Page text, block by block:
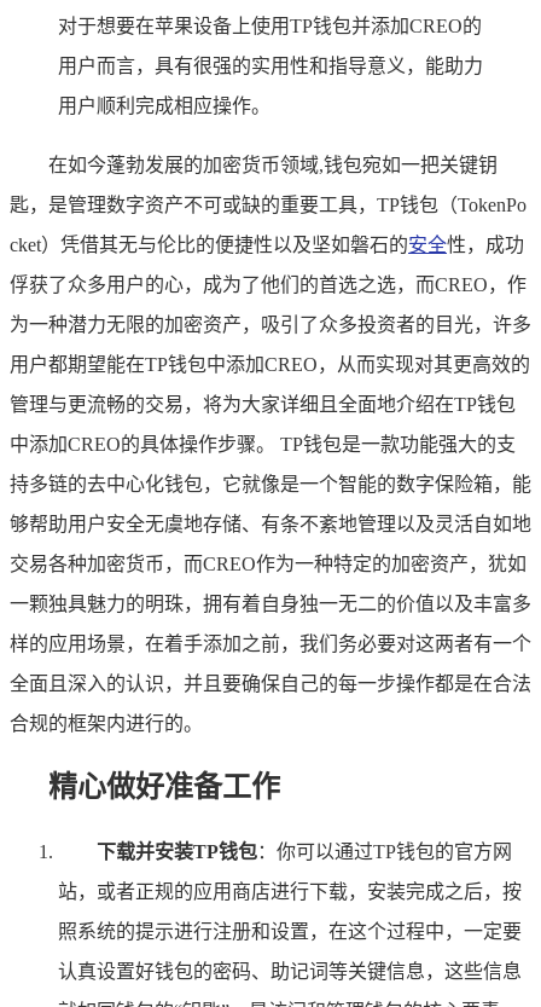
对于想要在苹果设备上使用TP钱包并添加CREO的
用户而言，具有很强的实用性和指导意义，能助力
用户顺利完成相应操作。
在如今蓬勃发展的加密货币领域,钱包宛如一把关键钥
匙，是管理数字资产不可或缺的重要工具，TP钱包（TokenPo
cket）凭借其无与伦比的便捷性以及坚如磐石的安全性，成功
俘获了众多用户的心，成为了他们的首选之选，而CREO，作
为一种潜力无限的加密资产，吸引了众多投资者的目光，许多
用户都期望能在TP钱包中添加CREO，从而实现对其更高效的
管理与更流畅的交易，将为大家详细且全面地介绍在TP钱包
中添加CREO的具体操作步骤。 TP钱包是一款功能强大的支
持多链的去中心化钱包，它就像是一个智能的数字保险箱，能
够帮助用户安全无虞地存储、有条不紊地管理以及灵活自如地
交易各种加密货币，而CREO作为一种特定的加密资产，犹如
一颗独具魅力的明珠，拥有着自身独一无二的价值以及丰富多
样的应用场景，在着手添加之前，我们务必要对这两者有一个
全面且深入的认识，并且要确保自己的每一步操作都是在合法
合规的框架内进行的。
精心做好准备工作
下载并安装TP钱包：你可以通过TP钱包的官方网
站，或者正规的应用商店进行下载，安装完成之后，按
照系统的提示进行注册和设置，在这个过程中，一定要
认真设置好钱包的密码、助记词等关键信息，这些信息